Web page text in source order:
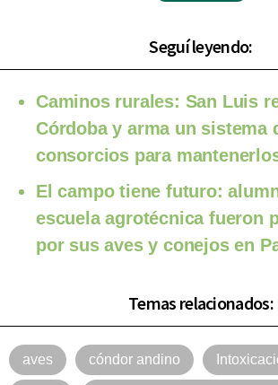
Seguí leyendo:
Caminos rurales: San Luis
Córdoba y arma un sistema
consorcios para
El campo tiene futuro:
escuela agrotécnica fueron
por sus aves y conejos en
Temas relacionados:
aves cóndor andino